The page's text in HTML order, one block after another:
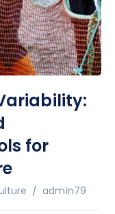
for
Auteur
admin79